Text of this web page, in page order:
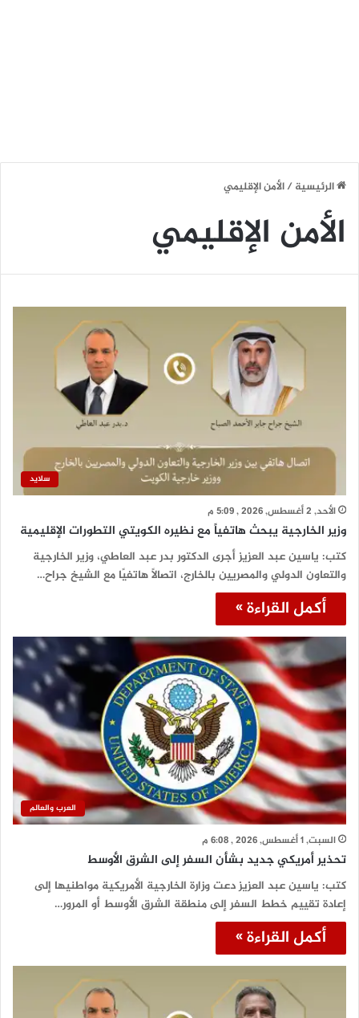
الرئيسية/الأمن الإقليمي
الأمن الإقليمي
سلايد
الأحد, 2 أغسطس, 2026 , 5:09 م
وزير الخارجية يبحث هاتفياً مع نظيره الكويتي التطورات الإقليمية
كتب: ياسين عبد العزيز أجرى الدكتور بدر عبد العاطي، وزير الخارجية
والتعاون الدولي والمصريين بالخارج، اتصالًا هاتفيًا مع الشيخ جراح…
أكمل القراءة »
العرب والعالم
السبت, 1 أغسطس, 2026 , 6:08 م
تحذير أمريكي جديد بشأن السفر إلى الشرق الأوسط
كتب: ياسين عبد العزيز دعت وزارة الخارجية الأمريكية مواطنيها إلى
إعادة تقييم خطط السفر إلى منطقة الشرق الأوسط أو المرور…
أكمل القراءة »